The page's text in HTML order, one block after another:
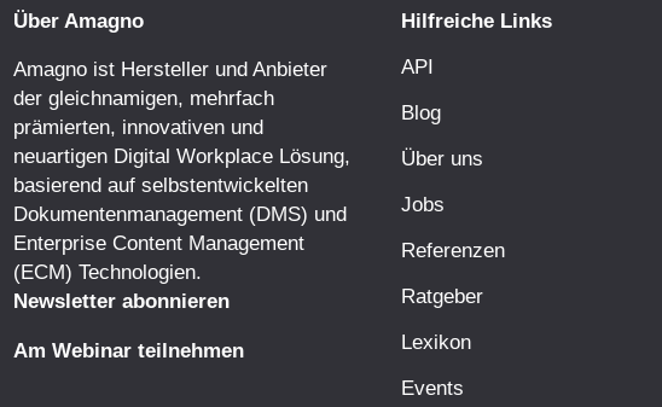
Über Amagno
Amagno ist Hersteller und Anbieter
der gleichnamigen, mehrfach
prämierten, innovativen und
neuartigen Digital Workplace Lösung,
basierend auf selbstentwickelten
Dokumentenmanagement (DMS) und
Enterprise Content Management
(ECM) Technologien.
Newsletter abonnieren
Am Webinar teilnehmen
Hilfreiche Links
API
Blog
Über uns
Jobs
Referenzen
Ratgeber
Lexikon
Events